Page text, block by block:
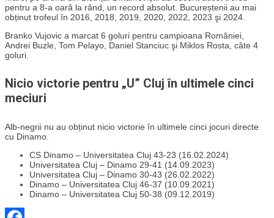
pentru a 8-a oară la rând, un record absolut. Bucureștenii au mai
obținut trofeul în 2016, 2018, 2019, 2020, 2022, 2023 şi 2024.
Branko Vujovic a marcat 6 goluri pentru campioana României,
Andrei Buzle, Tom Pelayo, Daniel Stanciuc şi Miklos Rosta, câte 4
goluri.
Nicio victorie pentru „U” Cluj în ultimele cinci
meciuri
Alb-negrii nu au obținut nicio victorie în ultimele cinci jocuri directe
cu Dinamo.
CS Dinamo – Universitatea Cluj 43-23 (16.02.2024)
Universitatea Cluj – Dinamo 29-41 (14.09.2023)
Universitatea Cluj – Dinamo 30-43 (26.02.2022)
Dinamo – Universitatea Cluj 46-37 (10.09.2021)
Dinamo – Universitatea Cluj 50-38 (09.12.2019)